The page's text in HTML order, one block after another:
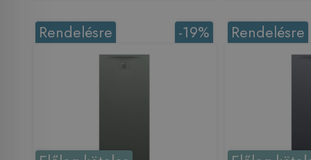
-19%
Rendelésre Rendelésre